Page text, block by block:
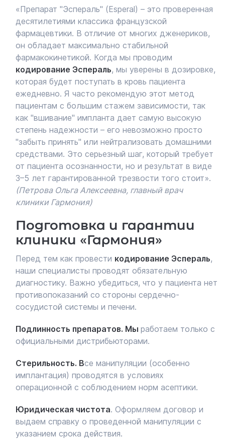
«Препарат "Эспераль" (Esperal) – это проверенная
десятилетиями классика французской
фармацевтики. В отличие от многих дженериков,
он обладает максимально стабильной
фармакокинетикой. Когда мы проводим
кодирование Эспераль, мы уверены в дозировке,
которая будет поступать в кровь пациента
ежедневно. Я часто рекомендую этот метод
пациентам с большим стажем зависимости, так
как "вшивание" импланта дает самую высокую
степень надежности – его невозможно просто
"забыть принять" или нейтрализовать домашними
средствами. Это серьезный шаг, который требует
от пациента осознанности, но и результат в виде
3–5 лет гарантированной трезвости того стоит».
(Петрова Ольга Алексеевна, главный врач
клиники Гармония)
Подготовка и гарантии
клиники «Гармония»
Перед тем как провести кодирование Эспераль,
наши специалисты проводят обязательную
диагностику. Важно убедиться, что у пациента нет
противопоказаний со стороны сердечно-
сосудистой системы и печени.
Подлинность препаратов. Мы работаем только с
официальными дистрибьюторами.
Стерильность. Все манипуляции (особенно
имплантация) проводятся в условиях
операционной с соблюдением норм асептики.
Юридическая чистота. Оформляем договор и
выдаем справку о проведенной манипуляции с
указанием срока действия.